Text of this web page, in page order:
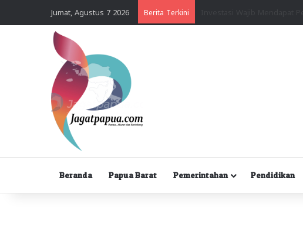
Jumat, Agustus 7 2026 Berita Terkini
Beranda Papua Barat Pemerintahan Pendidikan